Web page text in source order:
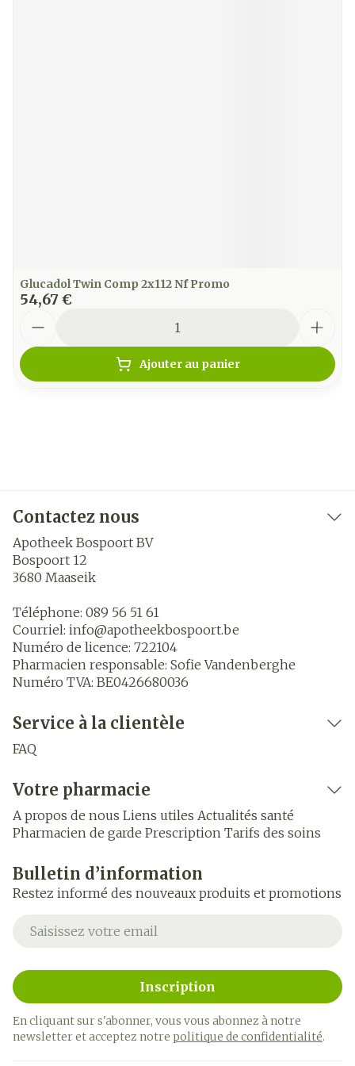
Glucadol Twin Comp 2x112 Nf Promo
54,67 €
Ajouter au panier
Contactez nous
Apotheek Bospoort BV
Bospoort 12
3680 Maaseik
Téléphone: 089 56 51 61
Courriel: info@apotheekbospoort.be
Numéro de licence: 722104
Pharmacien responsable: Sofie Vandenberghe
Numéro TVA: BE0426680036
Service à la clientèle
FAQ
Votre pharmacie
A propos de nous Liens utiles Actualités santé
Pharmacien de garde Prescription Tarifs des soins
Bulletin d’information
Restez informé des nouveaux produits et promotions
Adresse mail
Inscription
En cliquant sur s'abonner, vous vous abonnez à notre
newsletter et acceptez notre politique de confidentialité.